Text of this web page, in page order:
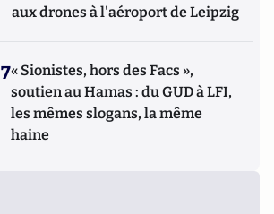
aux drones à l'aéroport de Leipzig
7« Sionistes, hors des Facs »,
soutien au Hamas : du GUD à LFI,
les mêmes slogans, la même
haine